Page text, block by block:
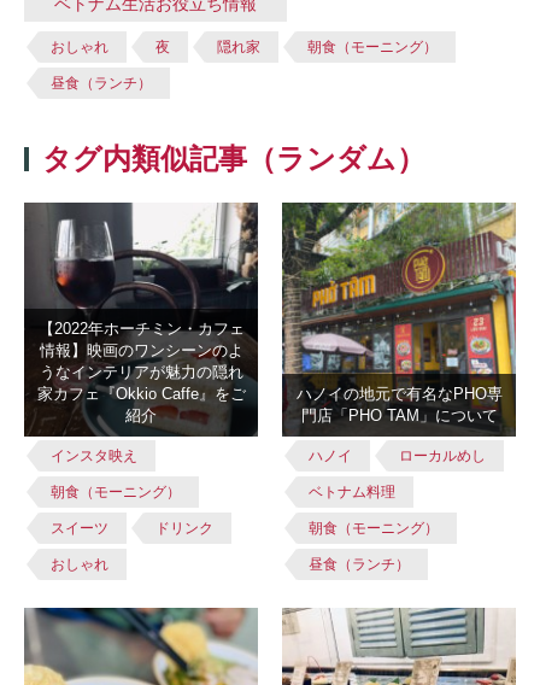
おしゃれ 夜 隠れ家 朝食（モーニング）
昼食（ランチ）
タグ内類似記事（ランダム）
【2022年ホーチミン・カフェ
情報】映画のワンシーンのよ
うなインテリアが魅力の隠れ
家カフェ『Okkio Caffe』をご
紹介
インスタ映え
朝食（モーニング）
スイーツ ドリンク
おしゃれ
ハノイの地元で有名なPHO専
門店「PHO TAM」について
ハノイ ローカルめし
ベトナム料理
朝食（モーニング）
昼食（ランチ）